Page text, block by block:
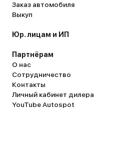
Заказ автомобиля
Выкуп
Юр. лицам и ИП
Партнёрам
О нас
Сотрудничество
Контакты
Личный кабинет дилера
YouTube Autospot